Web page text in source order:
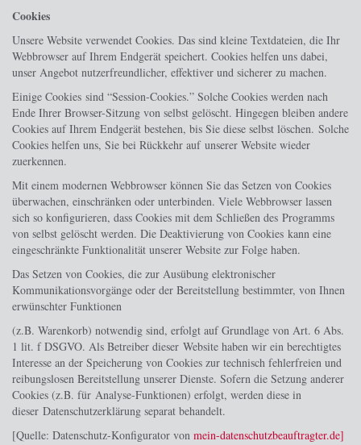
Cookies
Unsere Website verwendet Cookies. Das sind kleine Textdateien, die Ihr
Webbrowser auf Ihrem Endgerät speichert. Cookies helfen uns dabei,
unser Angebot nutzerfreundlicher, effektiver und sicherer zu machen.
Einige Cookies sind “Session-Cookies.” Solche Cookies werden nach
Ende Ihrer Browser-Sitzung von selbst gelöscht. Hingegen bleiben andere
Cookies auf Ihrem Endgerät bestehen, bis Sie diese selbst löschen. Solche
Cookies helfen uns, Sie bei Rückkehr auf unserer Website wieder
zuerkennen.
Mit einem modernen Webbrowser können Sie das Setzen von Cookies
überwachen, einschränken oder unterbinden. Viele Webbrowser lassen
sich so konfigurieren, dass Cookies mit dem Schließen des Programms
von selbst gelöscht werden. Die Deaktivierung von Cookies kann eine
eingeschränkte Funktionalität unserer Website zur Folge haben.
Das Setzen von Cookies, die zur Ausübung elektronischer
Kommunikationsvorgänge oder der Bereitstellung bestimmter, von Ihnen
erwünschter Funktionen
(z.B. Warenkorb) notwendig sind, erfolgt auf Grundlage von Art. 6 Abs.
1 lit. f DSGVO. Als Betreiber dieser Website haben wir ein berechtigtes
Interesse an der Speicherung von Cookies zur technisch fehlerfreien und
reibungslosen Bereitstellung unserer Dienste. Sofern die Setzung anderer
Cookies (z.B. für Analyse-Funktionen) erfolgt, werden diese in
dieser Datenschutzerklärung separat behandelt.
[Quelle: Datenschutz-Konfigurator von mein-datenschutzbeauftragter.de]